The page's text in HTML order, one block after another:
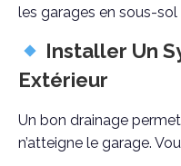
les garages en sous-sol
Installer Un
Extérieur
Un bon drainage permet
n’atteigne le garage.